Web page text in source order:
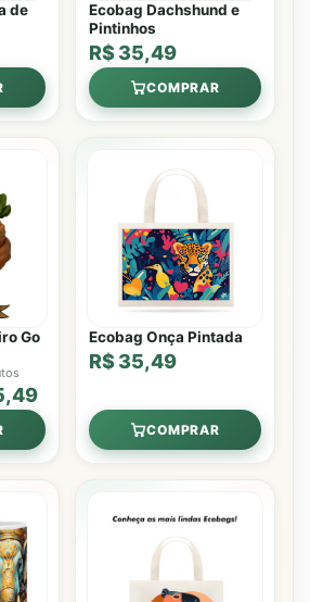
de
Ecobag Dachshund e
Pintinhos
R$ 35,49
COMPRAR
Go
Ecobag Onça Pintada
R$ 35,49
COMPRAR